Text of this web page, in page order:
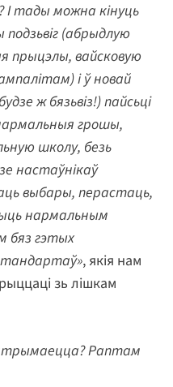
І тады можна кінуць
(абрыдлую
прыцэлы, вайсковую
і ў новай
ж бязьвіз!) пайсьці
грошы,
школу, безь
настаўнікаў
выбары, перастаць,
нармальным
бяз гэтых
, якія нам
зь лішкам
Раптам